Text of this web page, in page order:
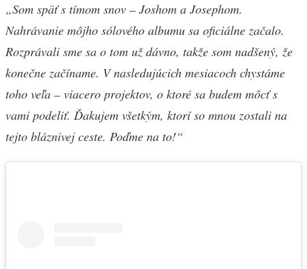
„Som späť s tímom snov – Joshom a Josephom.
Nahrávanie môjho sólového albumu sa oficiálne začalo.
Rozprávali sme sa o tom už dávno, takže som nadšený, že
konečne začíname. V nasledujúcich mesiacoch chystáme
toho veľa – viacero projektov, o ktoré sa budem môcť s
vami podeliť. Ďakujem všetkým, ktorí so mnou zostali na
tejto bláznivej ceste. Poďme na to!“